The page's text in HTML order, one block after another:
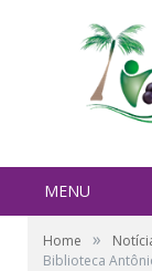
MENU
Home »
Biblioteca